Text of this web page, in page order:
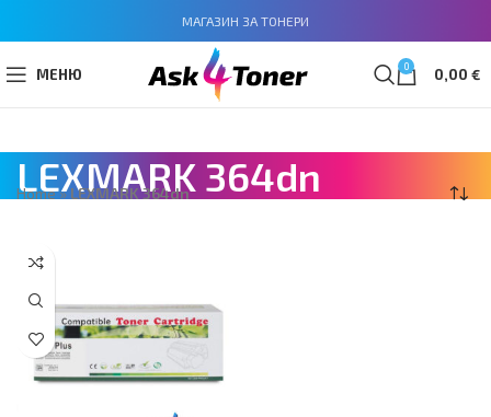
МАГАЗИН ЗА ТОНЕРИ
МЕНЮ 0 0,00 €
LEXMARK 364dn
Home»LEXMARK 364dn